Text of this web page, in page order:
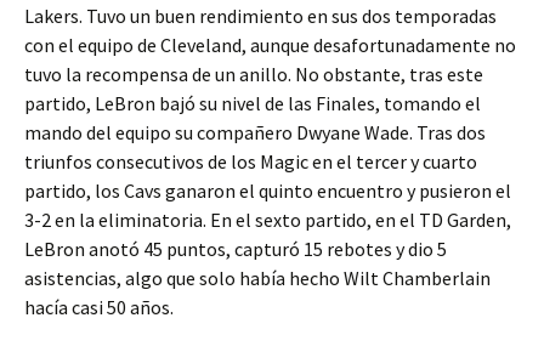
Lakers. Tuvo un buen rendimiento en sus dos temporadas
con el equipo de Cleveland, aunque desafortunadamente no
tuvo la recompensa de un anillo. No obstante, tras este
partido, LeBron bajó su nivel de las Finales, tomando el
mando del equipo su compañero Dwyane Wade. Tras dos
triunfos consecutivos de los Magic en el tercer y cuarto
partido, los Cavs ganaron el quinto encuentro y pusieron el
3-2 en la eliminatoria. En el sexto partido, en el TD Garden,
LeBron anotó 45 puntos, capturó 15 rebotes y dio 5
asistencias, algo que solo había hecho Wilt Chamberlain
hacía casi 50 años.